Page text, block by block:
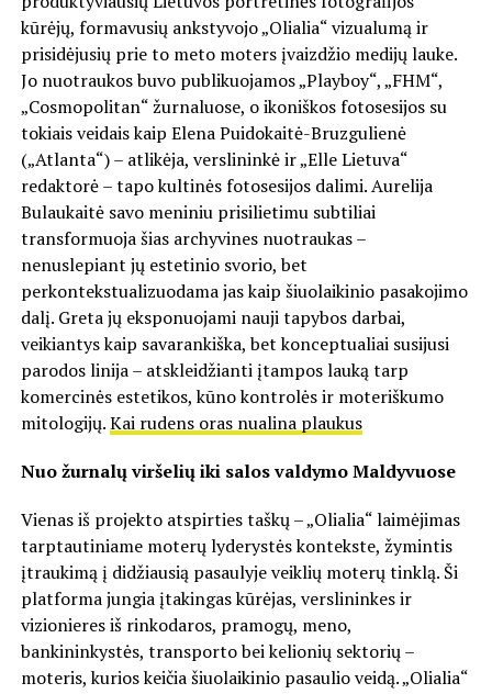
kūrėjų, formavusių ankstyvojo „Olialia“ vizualumą ir
prisidėjusių prie to meto moters įvaizdžio medijų lauke.
Jo nuotraukos buvo publikuojamos „Playboy“, „FHM“,
„Cosmopolitan“ žurnaluose, o ikoniškos fotosesijos su
tokiais veidais kaip Elena Puidokaitė-Bruzgulienė
(„Atlanta“) – atlikėja, verslininkė ir „Elle Lietuva“
redaktorė – tapo kultinės fotosesijos dalimi. Aurelija
Bulaukaitė savo meniniu prisilietimu subtiliai
transformuoja šias archyvines nuotraukas –
nenuslepiant jų estetinio svorio, bet
perkontekstualizuodama jas kaip šiuolaikinio pasakojimo
dalį. Greta jų eksponuojami nauji tapybos darbai,
veikiantys kaip savarankiška, bet konceptualiai susijusi
parodos linija – atskleidžianti įtampos lauką tarp
komercinės estetikos, kūno kontrolės ir moteriškumo
mitologijų.Kai rudens oras nualina plaukus
Nuo žurnalų viršelių iki salos valdymo Maldyvuose
Vienas iš projekto atspirties taškų – „Olialia“ laimėjimas
tarptautiniame moterų lyderystės kontekste, žymintis
įtraukimą į didžiausią pasaulyje veiklių moterų tinklą. Ši
platforma jungia įtakingas kūrėjas, verslininkes ir
vizionieres iš rinkodaros, pramogų, meno,
bankininkystės, transporto bei kelionių sektorių –
moteris, kurios keičia šiuolaikinio pasaulio veidą. „Olialia“